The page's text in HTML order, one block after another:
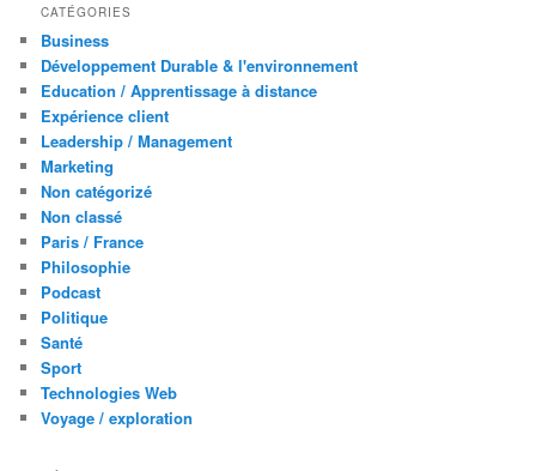
CATÉGORIES
Business
Développement Durable & l'environnement
Education / Apprentissage à distance
Expérience client
Leadership / Management
Marketing
Non catégorizé
Non classé
Paris / France
Philosophie
Podcast
Politique
Santé
Sport
Technologies Web
Voyage / exploration